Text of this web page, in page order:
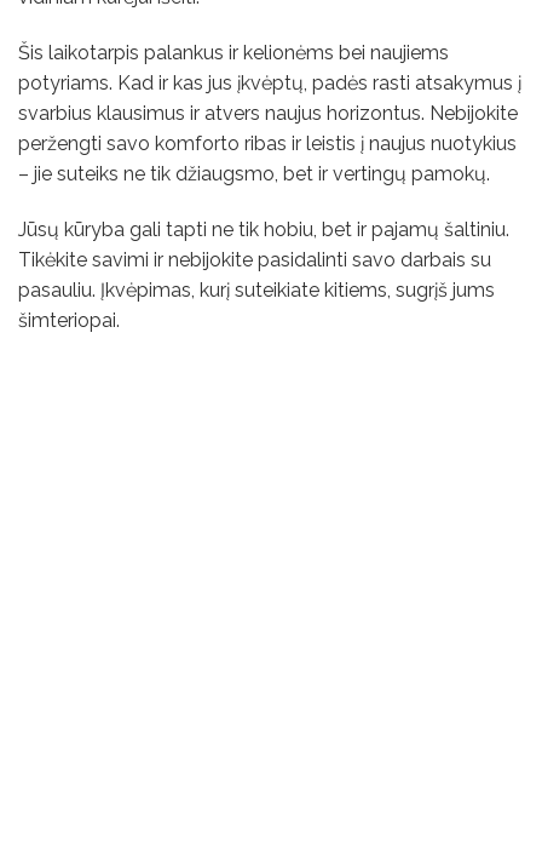
Šis laikotarpis palankus ir kelionėms bei naujiems
potyriams. Kad ir kas jus įkvėptų, padės rasti atsakymus į
svarbius klausimus ir atvers naujus horizontus. Nebijokite
peržengti savo komforto ribas ir leistis į naujus nuotykius
– jie suteiks ne tik džiaugsmo, bet ir vertingų pamokų.
Jūsų kūryba gali tapti ne tik hobiu, bet ir pajamų šaltiniu.
Tikėkite savimi ir nebijokite pasidalinti savo darbais su
pasauliu. Įkvėpimas, kurį suteikiate kitiems, sugrįš jums
šimteriopai.